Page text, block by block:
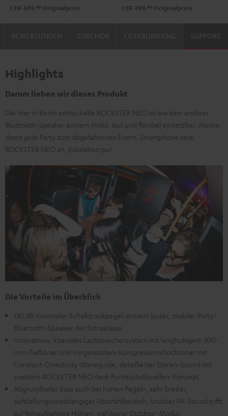
CHF 689, 99 Originalpreis CHF 899, 99 Originalpreis
SUPPORT
Highlights
Darum lieben wir dieses Produkt
Der hier in Berlin entwickelte ROCKSTER NEO ist wie kein anderer
Bluetooth-Speaker extrem mobil, laut und flexibel einsetzbar. Mache
damit jede Party zum abgefahrenen Event. Smartphone raus,
ROCKSTER NEO an, Eskalation pur.
Die Vorteile im Überblick
130 dB maximaler Schalldruckpegel: extrem lauter, mobiler Party-
Bluetooth-Speaker der Extraklasse
Innovatives, koaxiales Lautsprechersystem mit langhubigem 300-
mm-Tieftöner und vorgesetztem Kompressionshochtöner mit
Constant-Directivity-Waveguide, detaillierter Stereo-Sound mit
zweitem ROCKSTER NEO dank Punktschallquellen-Konzept
Abgrundtiefer Bass auch bei hohen Pegeln, sehr breiter,
aufstellungsunabhängiger Abstrahlbereich, brutaler PA-Sound trifft
auf feinaufgelöste Höhen, wählbarer Outdoor-Modus